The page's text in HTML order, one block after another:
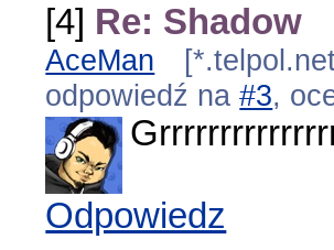
[4] Re: Shadow
AceMan
odpowiedź na#3,
Odpowiedz